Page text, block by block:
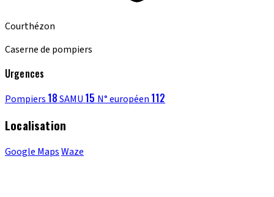
Courthézon
Caserne de pompiers
Urgences
Pompiers 18SAMU 15 N° européen 112
Localisation
Google MapsWaze